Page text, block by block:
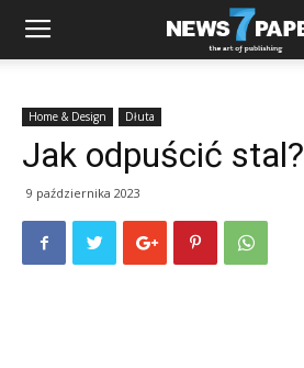
Home & Design Dłuta
Jak odpuścić stal?
9 października 2023